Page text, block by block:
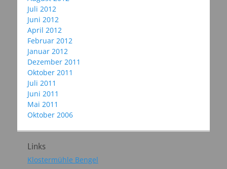
Juli 2012
Juni 2012
April 2012
Februar 2012
Januar 2012
Dezember 2011
Oktober 2011
Juli 2011
Juni 2011
Mai 2011
Oktober 2006
Links
Klostermühle Bengel